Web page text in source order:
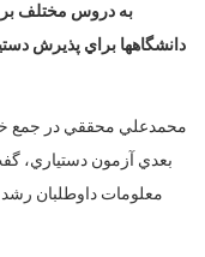
به دروس مختلف بر
دانشگاهها براي پذيرش
محمدعلي محققي در جمع
بعدي آزمون دستياري،
معلومات داوطلبان رشد